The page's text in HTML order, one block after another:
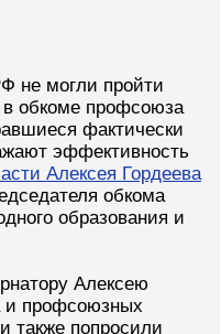
не могли пройти
обкоме профсоюза
фактически
эффективность
Алексея Гордеева
обкома
образования и
Алексею
и профсоюзных
также попросили